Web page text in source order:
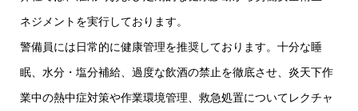
ネジメントを実行しております。
警備員には日常的に健康管理を推奨しております。十分な睡
眠、水分・塩分補給、過度な飲酒の禁止を徹底させ、炎天下作
業中の熱中症対策や作業環境管理、救急処置についてレクチャ